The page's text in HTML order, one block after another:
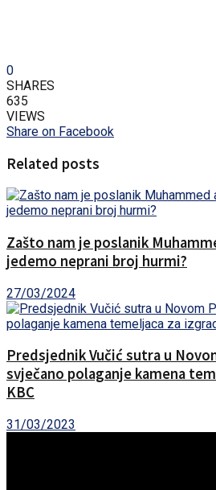
0
SHARES
635
VIEWS
Share on Facebook
Related posts
Zašto nam je poslanik
jedemo neprani broj hurmi?
27/03/2024
Predsjednik Vučić sutra u
svječano polaganje kamena
KBC
31/03/2023